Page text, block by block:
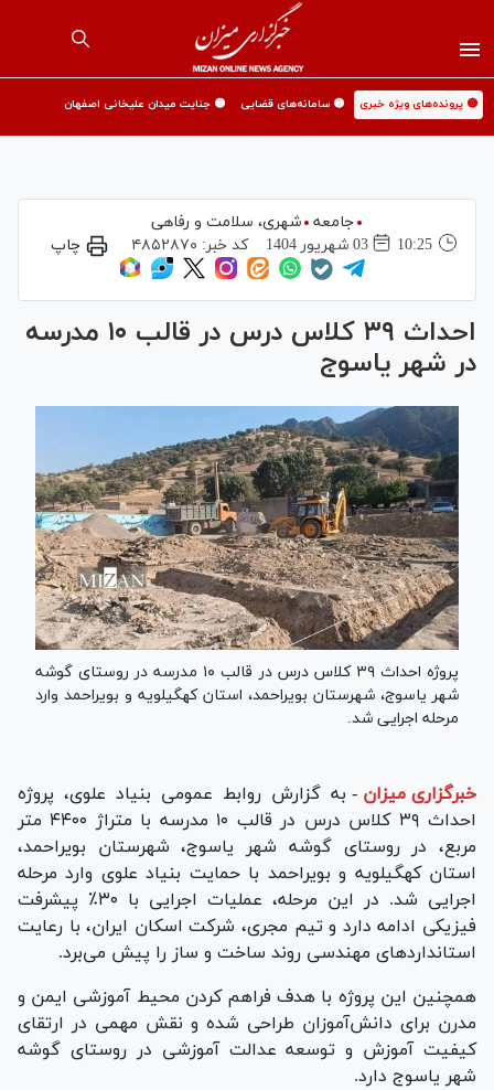
🟡 پرونده‌های ویژه خبری 🟡 سامانه‌های قضایی 🟡 جنایت میدان علیخانی اصفهان
جامعه
شهری،‌ سلامت و رفاهی
10:25
03 شهريور 1404 کد خبر: ۴۸۵۲۸۷۰ چاپ
احداث ۳۹ کلاس درس در قالب ۱۰ مدرسه
در شهر یاسوج
پروژه احداث ۳۹ کلاس درس در قالب ۱۰ مدرسه در روستای گوشه
شهر یاسوج، شهرستان بویراحمد، استان کهگیلویه و بویراحمد وارد
مرحله اجرایی شد.
خبرگزاری میزان - به گزارش روابط عمومی بنیاد علوی، پروژه
احداث ۳۹ کلاس درس در قالب ۱۰ مدرسه با متراژ ۴۴۰۰ متر
مربع، در روستای گوشه شهر یاسوج، شهرستان بویراحمد،
استان کهگیلویه و بویراحمد با حمایت بنیاد علوی وارد مرحله
اجرایی شد. در این مرحله، عملیات اجرایی با ۳۰٪ پیشرفت
فیزیکی ادامه دارد و تیم مجری، شرکت اسکان ایران، با رعایت
استاندارد‌های مهندسی روند ساخت و ساز را پیش می‌برد.
همچنین این پروژه با هدف فراهم کردن محیط آموزشی ایمن و
مدرن برای دانش‌آموزان طراحی شده و نقش مهمی در ارتقای
کیفیت آموزش و توسعه عدالت آموزشی در روستای گوشه
شهر یاسوج دارد.